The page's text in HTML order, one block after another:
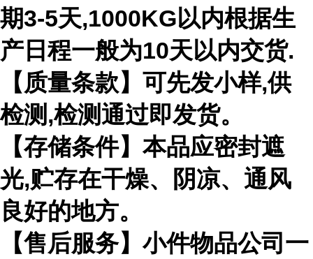
期3-5天,1000KG以内根据生
产日程一般为10天以内交货.
【质量条款】可先发小样,供
检测,检测通过即发货。
【存储条件】本品应密封遮
光,贮存在干燥、阴凉、通风
良好的地方。
【售后服务】小件物品公司一